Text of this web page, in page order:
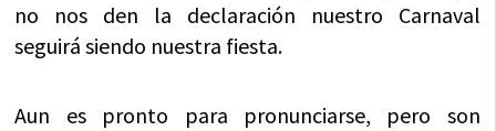
no nos den la declaración nuestro Carnaval
seguirá siendo nuestra fiesta.
Aun es pronto para pronunciarse, pero son